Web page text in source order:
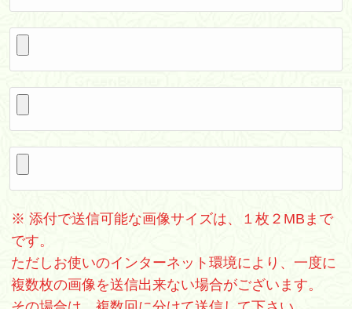
※ 添付で送信可能な画像サイズは、１枚２MBまで
です。
ただしお使いのインターネット環境により、一度に
複数枚の画像を送信出来ない場合がございます。